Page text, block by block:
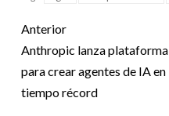
Anterior
Anthropic lanza plataforma
para crear agentes de IA en
tiempo récord